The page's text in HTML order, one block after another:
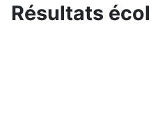
Résultats